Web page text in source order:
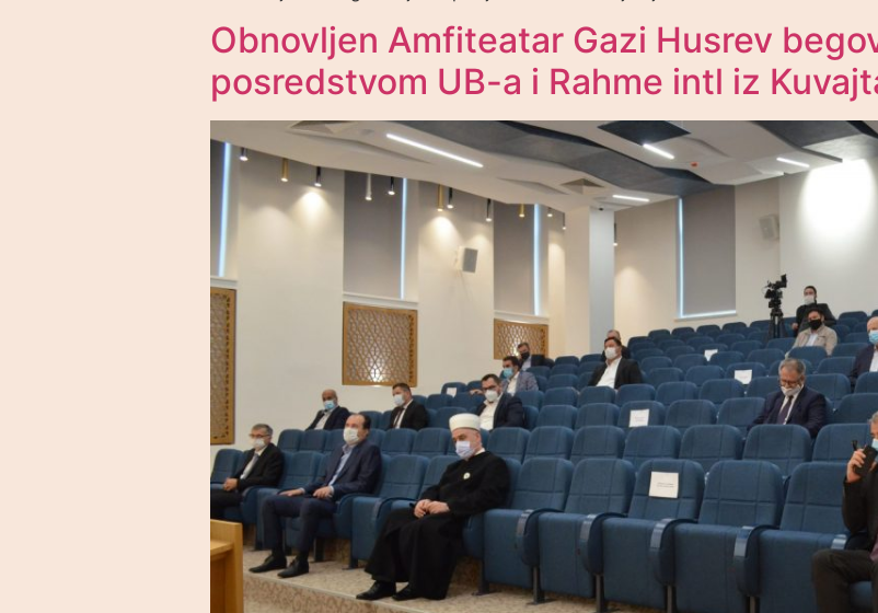
Obnovljen Amfiteatar Gazi Husrev
posredstvom UB-a i Rahme intl iz